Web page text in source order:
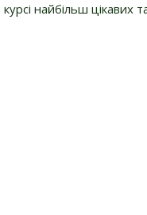
найбільш цікавих